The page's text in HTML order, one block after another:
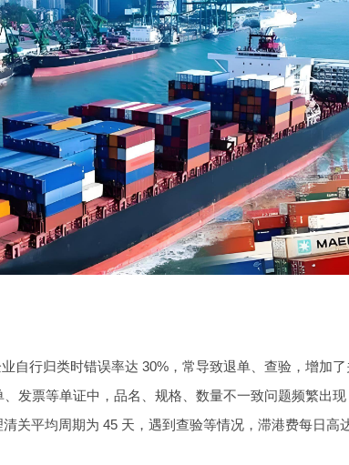
业自行归类时错误率达 30%，常导致退单、查验，增加了
、发票等单证中，品名、规格、数量不一致问题频繁出
清关平均周期为 45 天，遇到查验等情况，滞港费每日高